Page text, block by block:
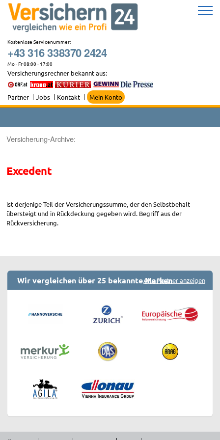
Zum
Inhalt
springen
Kostenlose Servicenummer:
+43 316 338370 2424
Mo - Fr 08:00 - 17:00
Versicherungsrechner bekannt aus:
Partner Jobs Kontakt Mein Konto
Versicherung-Archive:
Excedent
ist derjenige Teil der Versicherungssumme, der den Selbstbehalt
übersteigt und in Rückdeckung gegeben wird. Begriff aus der
Rückversicherung.
Wir vergleichen über 25 bekannte MarkenAlle Partner anzeigen